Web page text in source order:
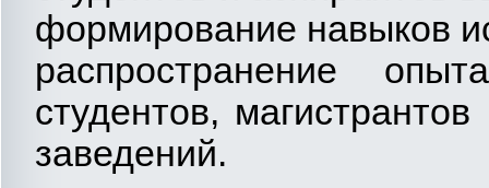
формирование навыков
распространение
студентов,
заведений.